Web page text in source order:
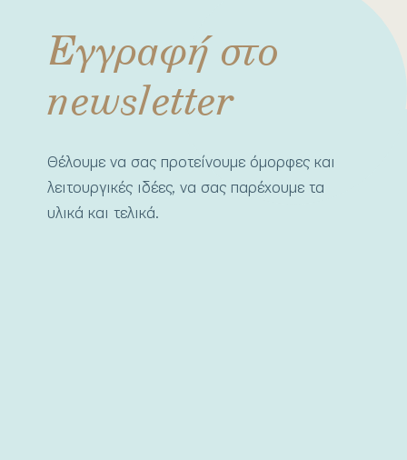
Εγγραφή στο
newsletter
Θέλουμε να σας προτείνουμε όμορφες και
λειτουργικές ιδέες, να σας παρέχουμε τα
υλικά και τελικά.